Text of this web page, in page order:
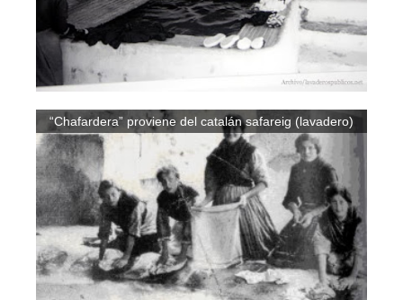
“Chafardera” proviene del catalán safareig (lavadero)